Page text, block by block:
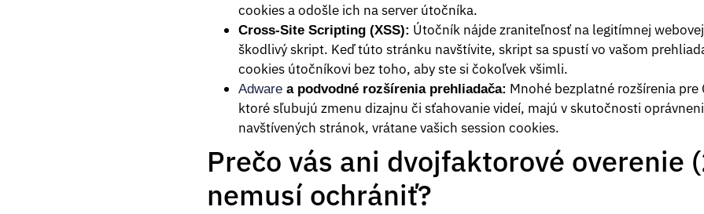
cookies a odošle ich na server útočníka.
Cross-Site Scripting (XSS): Útočník nájde zraniteľnosť na legitímnej
škodlivý skript. Keď túto stránku navštívite, skript sa spustí vo vašom
cookies útočníkovi bez toho, aby ste si čokoľvek všimli.
Adwarea podvodné rozšírenia prehliadača: Mnohé bezplatné rozšírenia
ktoré sľubujú zmenu dizajnu či sťahovanie videí, majú v skutočnosti
navštívených stránok, vrátane vašich session cookies.
Prečo vás ani dvojfaktorové overenie
nemusí ochrániť?